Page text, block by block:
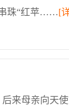
珠“红苹……[
来母亲向天